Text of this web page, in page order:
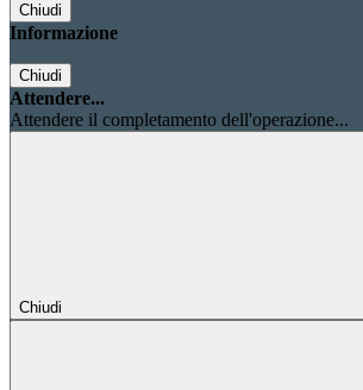
Chiudi
Informazione
Chiudi
Attendere...
Attendere il completamento dell'operazione...
Chiudi